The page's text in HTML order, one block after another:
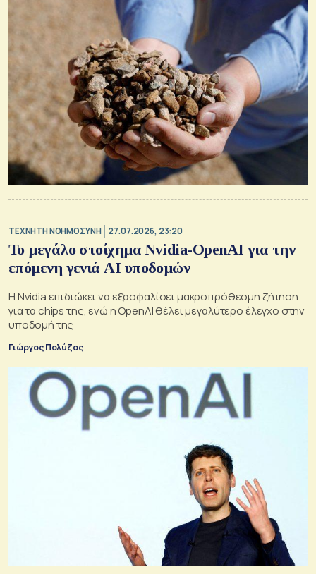
TΕΧΝΗΤΗ ΝΟΗΜΟΣΥΝΗ 27.07.2026, 23:20
Το μεγάλο στοίχημα Nvidia-OpenAI για την
επόμενη γενιά AI υποδομών
Η Nvidia επιδιώκει να εξασφαλίσει μακροπρόθεσμη ζήτηση
για τα chips της, ενώ η OpenAI θέλει μεγαλύτερο έλεγχο στην
υποδομή της
Γιώργος Πολύζος